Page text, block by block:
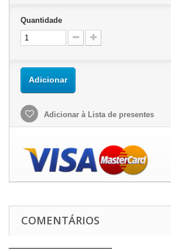
Quantidade
Adicionar
Adicionar à Lista de presentes
COMENTÁRIOS